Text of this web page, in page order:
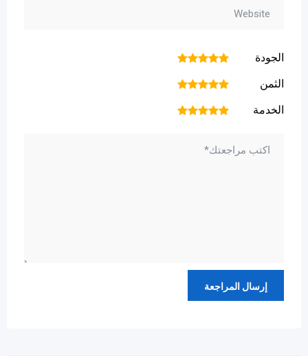
الجودة 5
4
3
2
الثمن 5
4
3
2
الخدمة 5
4
3
2